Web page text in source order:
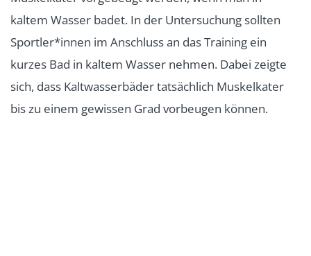
kaltem Wasser badet. In der Untersuchung sollten
Sportler*innen im Anschluss an das Training ein
kurzes Bad in kaltem Wasser nehmen. Dabei zeigte
sich, dass Kaltwasserbäder tatsächlich Muskelkater
bis zu einem gewissen Grad vorbeugen können.